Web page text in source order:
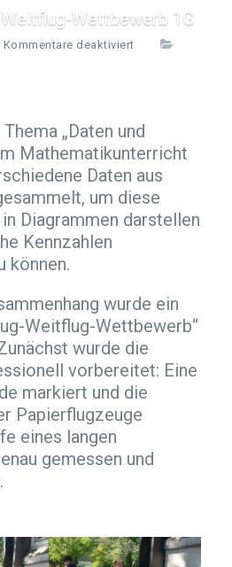
Wettbewerb 1G
Kommentare deaktiviert
p
i
e
r
f
l
u
g
-
W
e
i
t
l
u
e
t
„Daten und
Mathematikunterricht
Daten aus
um diese
Diagrammen darstellen
Kennzahlen
können.
wurde ein
Weitflug-Wettbewerb“
wurde die
vorbereitet: Eine
markiert und die
Papierflugzeuge
eines langen
gemessen und